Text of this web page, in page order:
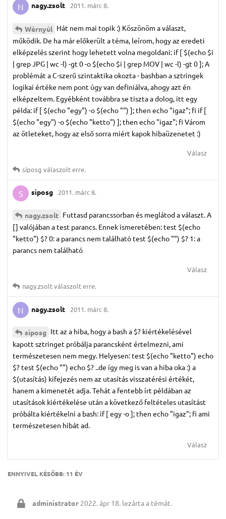
N nagy.​zsolt 2011. márc 8.
Wérnyúl Hát nem mai topik :) Köszönöm a választ,
működik. De ha már előkerült a téma, leírom, hogy az eredeti
elképzelés szerint hogy lehetett volna megoldani: if [ $(echo $i
| grep JPG | wc -l) -gt 0 -o $(echo $i | grep MOV | wc -l) -gt 0 ]; A
problémát a C-szerű szintaktika okozta - bashban a sztringek
logikai értéke nem pont úgy van definiálva, ahogy azt én
elképzeltem. Egyébként továbbra se tiszta a dolog, itt egy
példa: if [ $(echo "egy") -o $(echo "") ]; then echo "igaz"; fi if [
$(echo "egy") -o $(echo "ketto") ]; then echo "igaz"; fi Várom
az ötleteket, hogy az első sorra miért kapok hibaüzenetet :)
Válasz
siposg válaszolt erre.
S siposg 2011. márc 8.
nagy.​zsolt Futtasd parancssorban és meglátod a választ. A
[] valójában a test parancs. Ennek ismeretében: test $(echo
"ketto") $? 0: a parancs nem található test $(echo "") $? 1: a
parancs nem található
Válasz
nagy.​zsoltválaszolt erre.
N nagy.​zsolt 2011. márc 8.
siposg Itt az a hiba, hogy a bash a $? kiértékelésével
kapott sztringet próbálja parancsként értelmezni, ami
természetesen nem megy. Helyesen: test $(echo "ketto") echo
$? test $(echo "") echo $? ..de így meg is van a hiba oka :) a
$(utasítás) kifejezés nem az utasítás visszatérési értékét,
hanem a kimenetét adja. Tehát a fentebb írt példában az
utasítások kiértékelése után a következő feltételes utasítást
próbálta kiértékelni a bash: if [ egy -o ]; then echo "igaz"; fi ami
természetesen hibát ad.
Válasz
ENNYIVEL KÉSŐBB: 11 ÉV
administrator 2022. ápr 18. lezárta a témát.